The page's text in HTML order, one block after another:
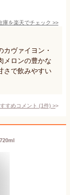
庫を楽天でチェック >>
ヴァイヨン・
メロンの豊かな
さで飲みやすい
すめコメント (1件) >